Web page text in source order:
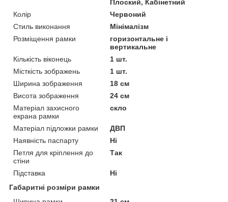
Плоский, Кабінетний
Колір
Червоний
Стиль виконання
Мінімалізм
Розміщення рамки
горизонтальне і
вертикальне
Кількість віконець
1 шт.
Місткість зображень
1 шт.
Ширина зображення
18 см
Висота зображення
24 см
Матеріал захисного
екрана рамки
скло
Матеріал підложки рамки
ДВП
Наявність паспарту
Ні
Петля для кріплення до
стіни
Так
Підставка
Ні
Габаритні розміри рамки